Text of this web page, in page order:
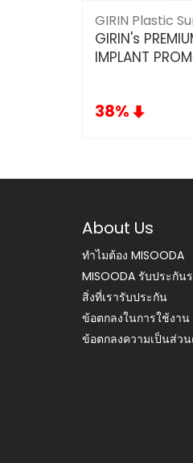
GIRIN Plastic
GIRIN's
IMPLANT
38%
About Us
ทำไมต้อง MISOODA
MISOODA รับประกัน
สิ่งที่เรารับประกัน
ข้อตกลงในการใช้งาน
ข้อตกลงความเป็นส่วน